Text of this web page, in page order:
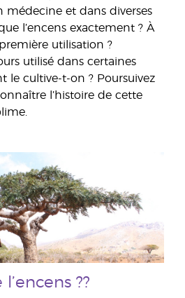
médecine et dans diverses
l’encens exactement ? À
utilisation ?
utilisé dans certaines
le cultive-t-on ? Poursuivez
l’histoire de cette
??